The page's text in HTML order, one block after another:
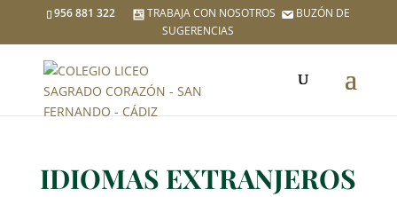
956 881 322 TRABAJA CON NOSOTROS
BUZÓN DE
SUGERENCIAS
IDIOMAS EXTRANJEROS